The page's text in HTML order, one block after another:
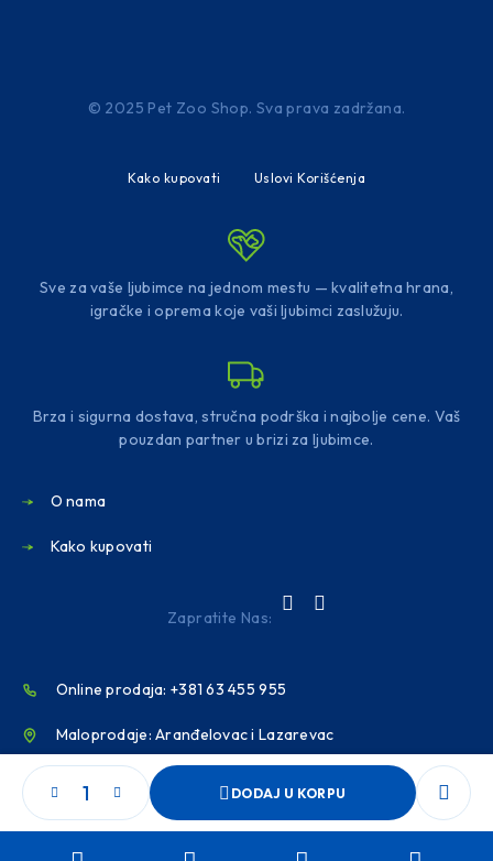
DODAJ U KORPU
© 2025 Pet Zoo Shop. Sva prava zadržana.
Kako kupovati Uslovi Korišćenja
Sve za vaše ljubimce na jednom mestu — kvalitetna hrana,
igračke i oprema koje vaši ljubimci zaslužuju.
Brza i sigurna dostava, stručna podrška i najbolje cene. Vaš
pouzdan partner u brizi za ljubimce.
O nama
Kako kupovati
Zapratite Nas:
Online prodaja: +381 63 455 955
Maloprodaje: Aranđelovac i Lazarevac
info@petzooshop.rs
Podrška: radnim danima 9–15h